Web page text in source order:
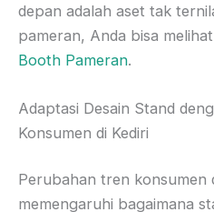
depan adalah aset tak
pameran, Anda bisa
Booth Pameran.
Adaptasi Desain Stand
Konsumen di Kediri
Perubahan tren konsumen
memengaruhi bagaimana